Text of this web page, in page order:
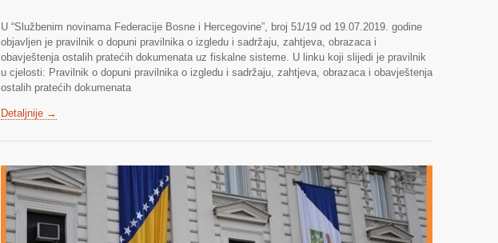
U “Službenim novinama Federacije Bosne i Hercegovine”, broj 51/19 od 19.07.2019. godine
objavljen je pravilnik o dopuni pravilnika o izgledu i sadržaju, zahtjeva, obrazaca i
obavještenja ostalih pratećih dokumenata uz fiskalne sisteme. U linku koji slijedi je pravilnik
u cjelosti: Pravilnik o dopuni pravilnika o izgledu i sadržaju, zahtjeva, obrazaca i obavještenja
ostalih pratećih dokumenata
Detaljnije →